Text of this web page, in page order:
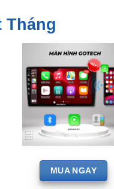
Tháng
MUA NGAY